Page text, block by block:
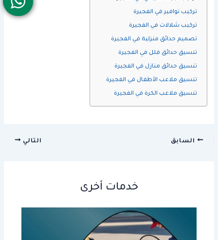
تركيب نوافير في الفجيرة
تركيب شلالات في الفجيرة
تصميم حدائق منزلية في الفجيرة
تنسيق حدائق فلل في الفجيرة
تنسيق حدائق منازل في الفجيرة
تنسيق ملاعب الأطفال في الفجيرة
تنسيق ملاعب الكرة في الفجيرة
السابق التالي
خدمات أخرى